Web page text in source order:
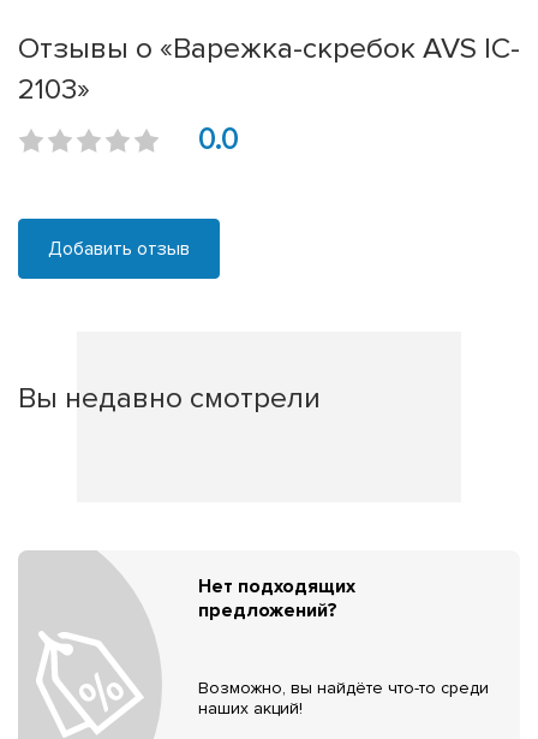
Отзывы о «Варежка-скребок AVS IC-
2103»
0.0
Добавить отзыв
Вы недавно смотрели
Нет подходящих
предложений?
Возможно, вы найдёте что-то среди
наших акций!